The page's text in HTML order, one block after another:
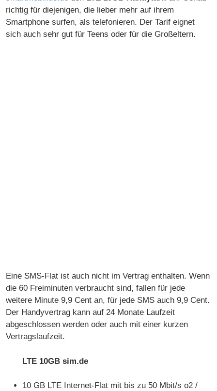
richtig für diejenigen, die lieber mehr auf ihrem
Smartphone surfen, als telefonieren. Der Tarif eignet
sich auch sehr gut für Teens oder für die Großeltern.
Eine SMS-Flat ist auch nicht im Vertrag enthalten. Wenn
die 60 Freiminuten verbraucht sind, fallen für jede
weitere Minute 9,9 Cent an, für jede SMS auch 9,9 Cent.
Der Handyvertrag kann auf 24 Monate Laufzeit
abgeschlossen werden oder auch mit einer kurzen
Vertragslaufzeit.
LTE 10GB sim.de
10 GB LTE Internet-Flat mit bis zu 50 Mbit/s o2 /